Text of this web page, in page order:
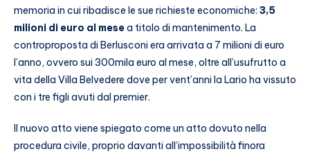
memoria in cui ribadisce le sue richieste economiche: 3,5
milioni di euro al mesea titolo di mantenimento. La
controproposta di Berlusconi era arrivata a 7 milioni di euro
l’anno, ovvero sui 300mila euro al mese, oltre all’usufrutto a
vita della Villa Belvedere dove per vent’anni la Lario ha vissuto
con i tre figli avuti dal premier.
Il nuovo atto viene spiegato come un atto dovuto nella
procedura civile, proprio davanti all’impossibilità finora